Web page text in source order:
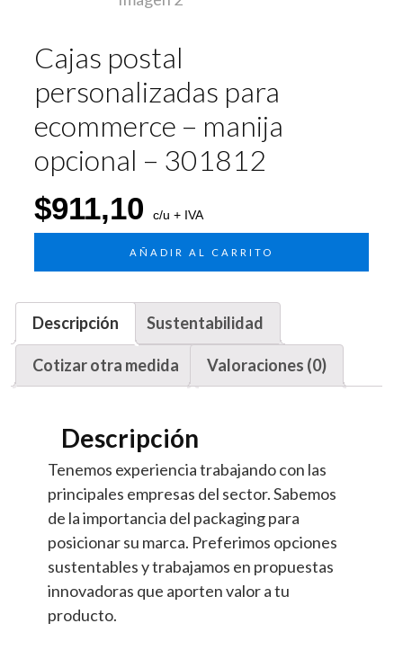
Cajas postal
personalizadas para
ecommerce – manija
opcional – 301812
$911,10 c/u + IVA
AÑADIR AL CARRITO
Descripción Sustentabilidad
Cotizar otra medida Valoraciones (0)
Descripción
Tenemos experiencia trabajando con las
principales empresas del sector. Sabemos
de la importancia del packaging para
posicionar su marca. Preferimos opciones
sustentables y trabajamos en propuestas
innovadoras que aporten valor a tu
producto.